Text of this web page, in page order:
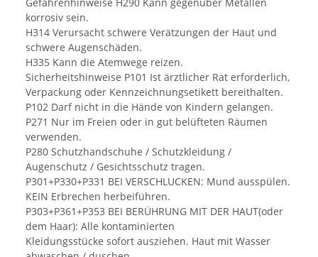
korrosiv sein.
H314 Verursacht schwere Verätzungen der Haut und
schwere Augenschäden.
H335 Kann die Atemwege reizen.
Sicherheitshinweise P101 Ist ärztlicher Rat erforderlich,
Verpackung oder Kennzeichnungsetikett bereithalten.
P102 Darf nicht in die Hände von Kindern gelangen.
P271 Nur im Freien oder in gut belüfteten Räumen
verwenden.
P280 Schutzhandschuhe / Schutzkleidung /
Augenschutz / Gesichtsschutz tragen.
P301+P330+P331 BEI VERSCHLUCKEN: Mund ausspülen.
KEIN Erbrechen herbeiführen.
P303+P361+P353 BEI BERÜHRUNG MIT DER HAUT(oder
dem Haar): Alle kontaminierten
Kleidungsstücke sofort ausziehen. Haut mit Wasser